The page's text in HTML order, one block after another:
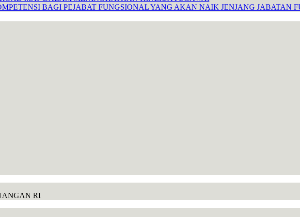
BAGI PEJABAT FUNGSIONAL YANG AKAN NAIK JENJANG JABATAN
RI